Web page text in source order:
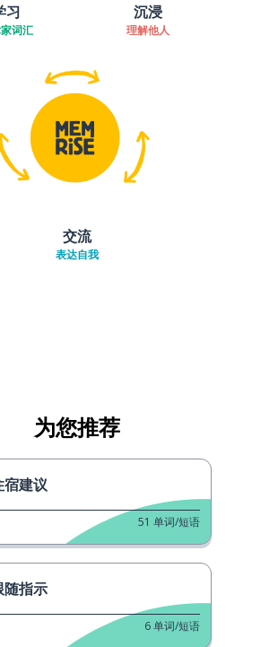
习
词汇
沉浸
理解他人
交流
表达自我
为您推荐
宿建议
51 单词/短语
随指示
6单词/短语